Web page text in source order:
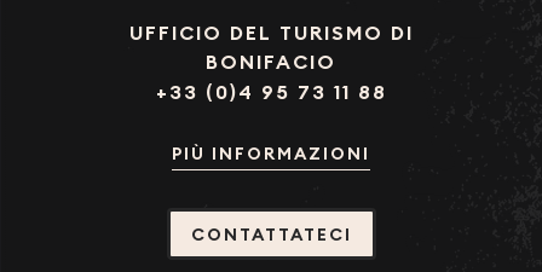
UFFICIO DEL TURISMO DI
BONIFACIO
+33 (0)4 95 73 11 88
PIÙ INFORMAZIONI
CONTATTATECI